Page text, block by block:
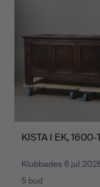
KISTA I EK, 1600-
Klubbades 6 jul
5 bud